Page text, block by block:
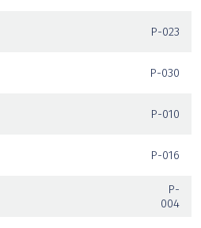
P-023
P-030
P-010
P-016
P-
004